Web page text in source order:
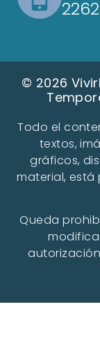
© 2026
Todo el
textos,
gráficos,
material,
Queda